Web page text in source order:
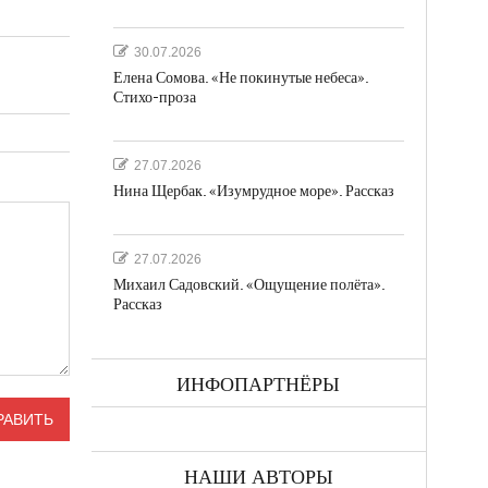
30.07.2026
Елена Сомова. «Не покинутые небеса».
Стихо-проза
27.07.2026
Нина Щербак. «Изумрудное море». Рассказ
27.07.2026
Михаил Садовский. «Ощущение полёта».
Рассказ
ИНФОПАРТНЁРЫ
НАШИ АВТОРЫ